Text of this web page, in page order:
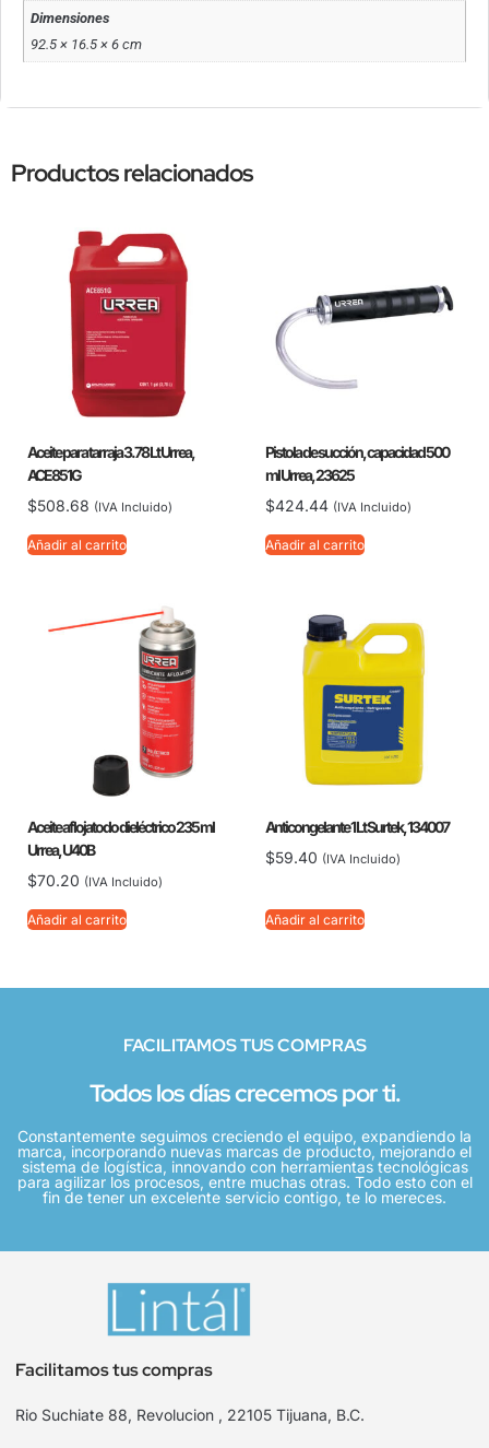
Dimensiones
92.5 × 16.5 × 6 cm
Productos relacionados
Aceite para tarraja 3.78 Lt Urrea,
ACE851G
$508.68 (IVA Incluido)
Añadir al carrito
Pistola de succión, capacidad 500
ml Urrea, 23625
$424.44 (IVA Incluido)
Añadir al carrito
Aceite aflojatodo dieléctrico 235 ml
Urrea, U40B
$70.20 (IVA Incluido)
Añadir al carrito
Anticongelante 1 Lt Surtek, 134007
$59.40 (IVA Incluido)
Añadir al carrito
FACILITAMOS TUS COMPRAS
Todos los días crecemos por ti.
Constantemente seguimos creciendo el equipo, expandiendo la
marca, incorporando nuevas marcas de producto, mejorando el
sistema de logística, innovando con herramientas tecnológicas
para agilizar los procesos, entre muchas otras. Todo esto con el
fin de tener un excelente servicio contigo, te lo mereces.
Facilitamos tus compras
Rio Suchiate 88, Revolucion , 22105 Tijuana, B.C.